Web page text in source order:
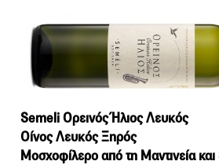
Semeli Ορεινός Ήλιος Λευκός
Οίνος Λευκός Ξηρός
Μοσχοφίλερο από τη Μαντινεία